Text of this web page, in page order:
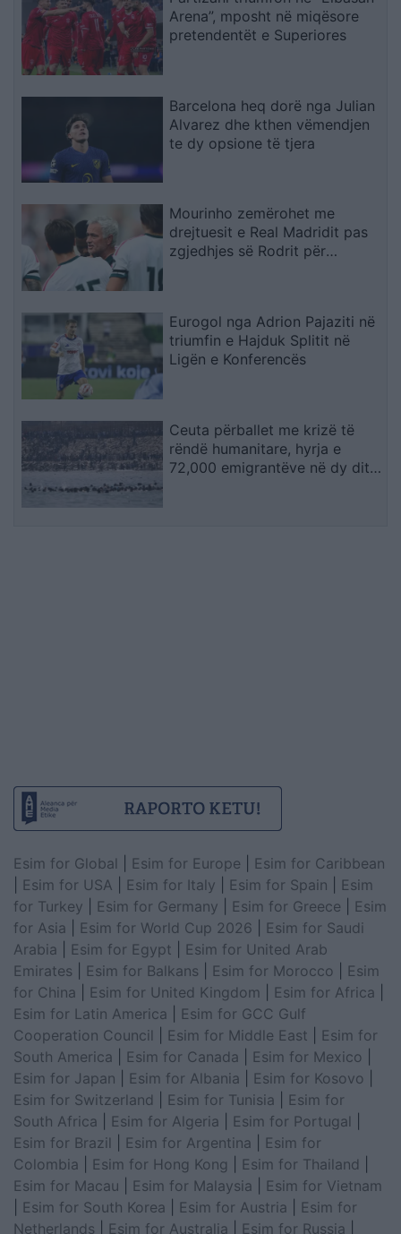
Arena”, mposht në miqësore
pretendentët e Superiores
Barcelona heq dorë nga Julian
Alvarez dhe kthen vëmendjen
te dy opsione të tjera
Mourinho zemërohet me
drejtuesit e Real Madridit pas
zgjedhjes së Rodrit për
Eurogol nga Adrion Pajaziti në
triumfin e Hajduk Splitit në
Ligën e Konferencës
Ceuta përballet me krizë të
rëndë humanitare, hyrja e
72,000 emigrantëve në dy ditë
Esim for Global Esim for Europe
Esim for Caribbean
Esim for USA Esim for Italy Esim for Spain
Esim
for Turkey
Esim for Germany Esim for Greece
Esim
for Asia
Esim for World Cup 2026
Esim for Saudi
Arabia
Esim for Egypt
Esim for United Arab
Emirates
Esim for Balkans Esim for Morocco
Esim
for China
Esim for United Kingdom Esim for Africa
Esim for Latin America
Esim for GCC Gulf
Cooperation Council
Esim for Middle East
Esim for
South America
Esim for Canada Esim for Mexico
Esim for Japan
Esim for Albania Esim for Kosovo
Esim for Switzerland
Esim for Tunisia
Esim for
South Africa
Esim for Algeria Esim for Portugal
Esim for Brazil
Esim for Argentina
Esim for
Colombia
Esim for Hong Kong Esim for Thailand
Esim for Macau
Esim for Malaysia
Esim for Vietnam
Esim for South Korea Esim for Austria
Esim for
Netherlands
Esim for Australia Esim for Russia